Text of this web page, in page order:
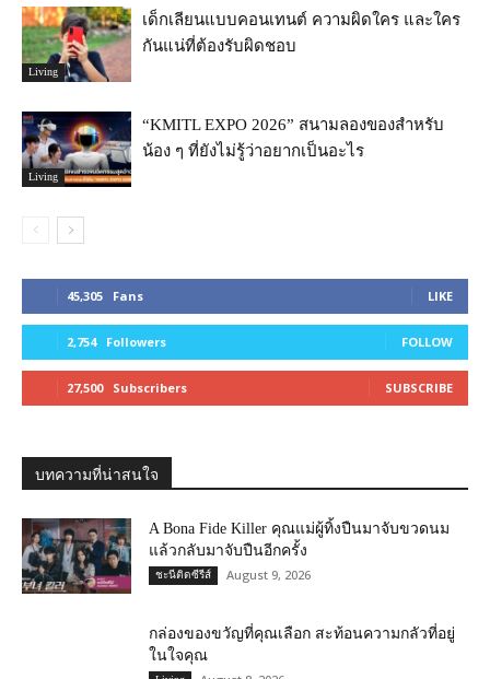
Living
เด็กเลียนแบบคอนเทนต์ ความผิดใคร และใคร
กันแน่ที่ต้องรับผิดชอบ
Living
“KMITL EXPO 2026” สนามลองของสำหรับ
น้อง ๆ ที่ยังไม่รู้ว่าอยากเป็นอะไร
45,305 Fans LIKE
2,754 Followers FOLLOW
27,500 Subscribers SUBSCRIBE
บทความที่น่าสนใจ
A Bona Fide Killer คุณแม่ผู้ทิ้งปืนมาจับขวดนม
แล้วกลับมาจับปืนอีกครั้ง
ชะนีติดซีรีส์ August 9, 2026
กล่องของขวัญที่คุณเลือก สะท้อนความกลัวที่อยู่
ในใจคุณ